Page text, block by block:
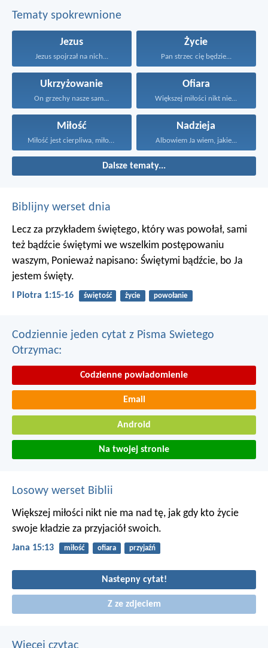
Tematy spokrewnione
Jezus
Jezus spojrzał na nich...
Życie
Pan strzec cię będzie...
Ukrzyżowanie
On grzechy nasze sam...
Ofiara
Większej miłości nikt nie...
Miłość
Miłość jest cierpliwa, miłość...
Nadzieja
Albowiem Ja wiem, jakie...
Dalsze tematy...
Biblijny werset dnia
Lecz za przykładem świętego, który was powołał, sami
też bądźcie świętymi we wszelkim postępowaniu
waszym, Ponieważ napisano: Świętymi bądźcie, bo Ja
jestem święty.
I Piotra 1:15-16 świętość życie powołanie
Codziennie jeden cytat z Pisma Swietego
Otrzymac:
Codzienne powiadomienie
Email
Android
Na twojej stronie
Losowy werset Biblii
Większej miłości nikt nie ma nad tę, jak gdy kto życie
swoje kładzie za przyjaciół swoich.
Jana 15:13 miłość ofiara przyjaźń
Nastepny cytat!
Z ze zdjeciem